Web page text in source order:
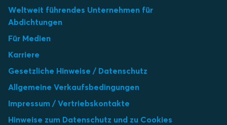
Weltweit führendes Unternehmen für
Abdichtungen
Für Medien
Karriere
Gesetzliche Hinweise / Datenschutz
Allgemeine Verkaufsbedingungen
Impressum / Vertriebskontakte
Hinweise zum Datenschutz und zu Cookies